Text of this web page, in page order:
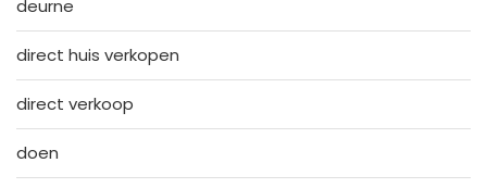
deurne
direct huis verkopen
direct verkoop
doen